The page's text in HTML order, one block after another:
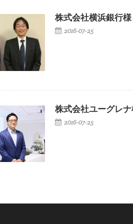
株式会社横浜銀行様
2016-07-25
株式会社ユーグレ
2016-07-25